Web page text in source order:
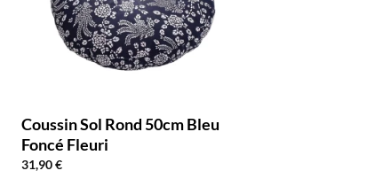
Coussin Sol Rond 50cm Bleu
Foncé Fleuri
31,90€